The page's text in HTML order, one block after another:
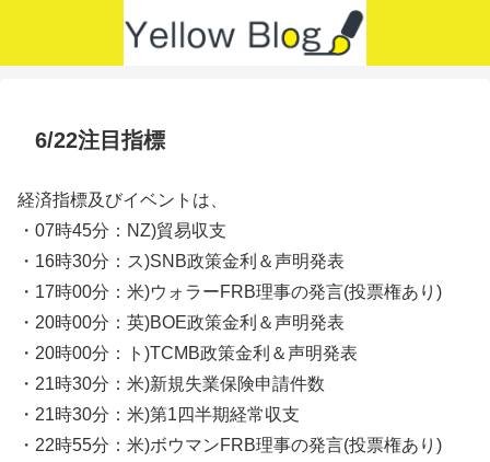
6/22注目指標
経済指標及びイベントは、
・07時45分：NZ)貿易収支
・16時30分：ス)SNB政策金利＆声明発表
・17時00分：米)ウォラーFRB理事の発言(投票権あり)
・20時00分：英)BOE政策金利＆声明発表
・20時00分：ト)TCMB政策金利＆声明発表
・21時30分：米)新規失業保険申請件数
・21時30分：米)第1四半期経常収支
・22時55分：米)ボウマンFRB理事の発言(投票権あり)